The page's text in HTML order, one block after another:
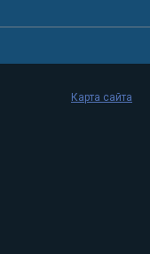
Карта сайта